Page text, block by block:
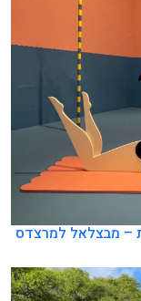
– מבצלאל למרצדס